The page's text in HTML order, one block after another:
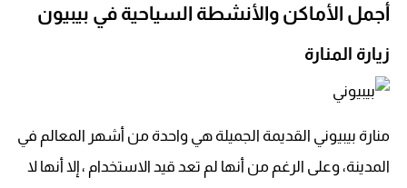
أجمل الأماكن والأنشطة السياحية في بيبيون
زيارة المنارة
منارة بيبيوني القديمة الجميلة هي واحدة من أشهر المعالم في
المدينة، وعلى الرغم من أنها لم تعد قيد الاستخدام ، إلا أنها لا